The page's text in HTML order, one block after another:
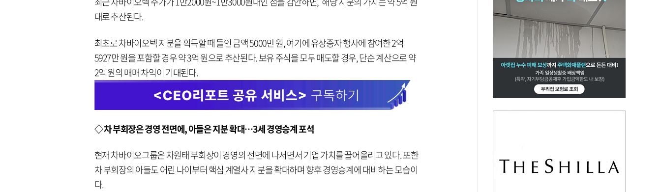
대로 추산된다.
최초로 차바이오텍 지분을 획득할 때 들인 금액 5000만 원, 여기에 유상증자 행사에 참여한 2억
5927만 원을 포함할 경우 약 3억 원으로 추산된다. 보유 주식을 모두 매도할 경우, 단순 계산으로 약
2억 원의 매매 차익이 기대된다.
◇ 차 부회장은 경영 전면에, 아들은 지분 확대…3세 경영승계 포석
현재 차바이오그룹은 차원태 부회장이 경영의 전면에 나서면서 기업 가치를 끌어올리고 있다. 또한
차 부회장의 아들도 어린 나이부터 핵심 계열사 지분을 확대하며 향후 경영승계에 대비하는 모습이
다.